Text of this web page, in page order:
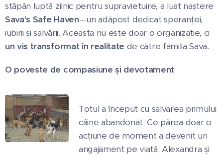
stăpân luptă zilnic pentru supraviețuire, a luat naștere
Sava's Safe Haven—un adăpost dedicat speranței,
iubirii și salvării. Aceasta nu este doar o organizație, ci
un vis transformat în realitate de către familia Sava.
O poveste de compasiune și devotament
Totul a început cu salvarea primului
câine abandonat. Ce părea doar o
acțiune de moment a devenit un
angajament pe viață. Alexandra și